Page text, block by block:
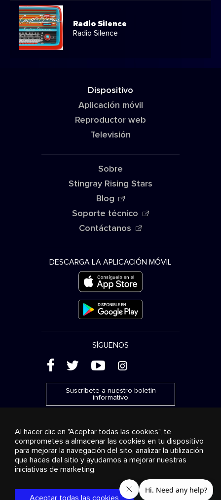
Radio Silence
Radio Silence
Dispositivo
Aplicación móvil
Reproductor web
Televisión
Sobre
Stingray Rising Stars
Blog
Soporte técnico
Contáctanos
DESCARGA LA APLICACIÓN MÓVIL
SÍGUENOS
( ' + &
Suscríbete a nuestro boletín
informativo
Publicidad Transmisión y distribución
Productos de
consumo
Soluciones empresariales Radio
Sobre
nosotros
© 2018-2025 Stingray Group Inc. Todos los derechos
reservados. STINGRAY®, STINGRAY® MUSIC y otras marcas y
Al hacer clic en "Aceptar todas las cookies", te
comprometes a almacenar las cookies en tu dispositivo
para mejorar la navegación del sito, analizar la utilización
que haces del sitio y ayudarnos a mejorar nuestras
iniciativas de marketing.
Aceptar todas las cookies